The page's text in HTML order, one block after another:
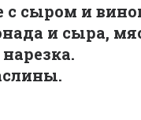
сыром и
и сыра,